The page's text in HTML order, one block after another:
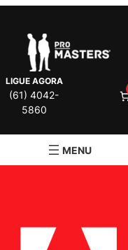
LIGUE AGORA
(61) 4042-
5860